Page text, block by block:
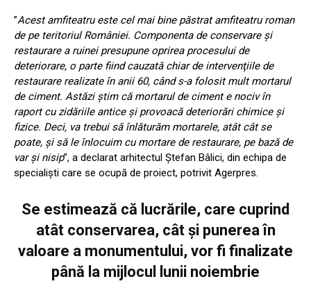
”Acest amfiteatru este cel mai bine păstrat amfiteatru roman
de pe teritoriul României. Componenta de conservare şi
restaurare a ruinei presupune oprirea procesului de
deteriorare, o parte fiind cauzată chiar de intervenţiile de
restaurare realizate în anii 60, când s-a folosit mult mortarul
de ciment. Astăzi ştim că mortarul de ciment e nociv în
raport cu zidăriile antice şi provoacă deteriorări chimice şi
fizice. Deci, va trebui să înlăturăm mortarele, atât cât se
poate, şi să le înlocuim cu mortare de restaurare, pe bază de
var şi nisip”, a declarat arhitectul Ştefan Bâlici, din echipa de
specialişti care se ocupă de proiect, potrivit Agerpres.
Se estimează că lucrările, care cuprind
atât conservarea, cât și punerea în
valoare a monumentului, vor fi finalizate
până la mijlocul lunii noiembrie